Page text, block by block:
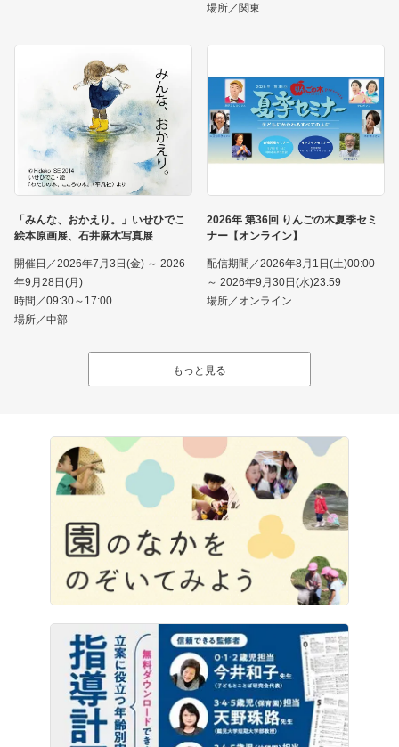
場所／関東
「みんな、おかえり。」いせひでこ
絵本原画展、石井麻木写真展
開催日／2026年7月3日(金) ～ 2026
年9月28日(月)
時間／09:30～17:00
場所／中部
2026年 第36回 りんごの木夏季セミ
ナー【オンライン】
配信期間／2026年8月1日(土)00:00
～ 2026年9月30日(水)23:59
場所／オンライン
もっと見る